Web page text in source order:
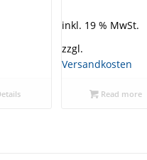
inkl. 19 % MwSt.
zzgl.
Versandkosten
Read more